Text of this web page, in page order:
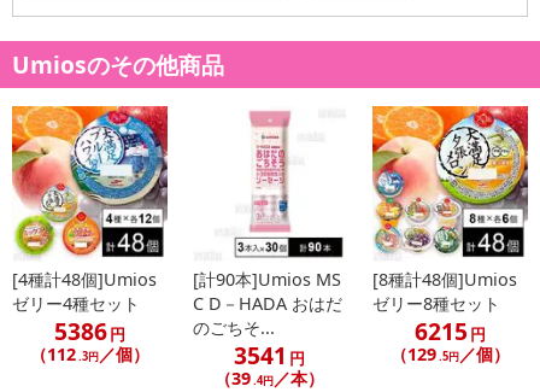
休業日
■その他共通および商品カテゴリー別注意事項（※必ずご確認くだ
さい）
こちらの情報は2026-07-09 14:13:35.0での情報となります。
Umiosのその他商品
[4種計48個]Umios
ゼリー4種セット
5386円
（112.3円／個）
[計90本]Umios MS
C D－HADA おはだ
のごちそ...
3541 円
（39.4円／本）
[8種計48個]Umios
ゼリー8種セット
6215 円
（129.5円／個）